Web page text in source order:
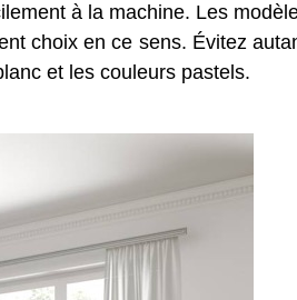
à la machine. Les
choix en ce sens. Évitez
et les couleurs pastels.